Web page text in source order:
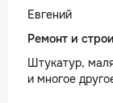
Евгений
Ремонт и
Штукатур,
и многое